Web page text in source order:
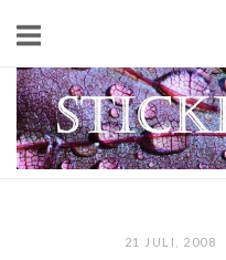
content
Home
21 JULI, 2008